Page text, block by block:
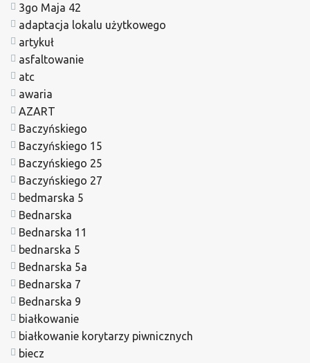
3go Maja 42
adaptacja lokalu użytkowego
artykuł
asfaltowanie
atc
awaria
AZART
Baczyńskiego
Baczyńskiego 15
Baczyńskiego 25
Baczyńskiego 27
bedmarska 5
Bednarska
Bednarska 11
bednarska 5
Bednarska 5a
Bednarska 7
Bednarska 9
białkowanie
białkowanie korytarzy piwnicznych
biecz